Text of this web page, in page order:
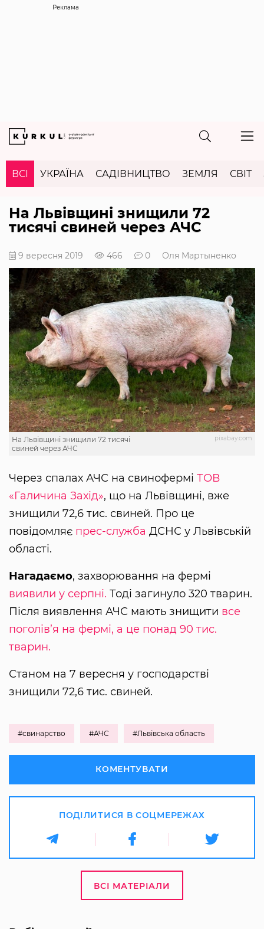
Реклама
ВСІ УКРАЇНА САДІВНИЦТВО ЗЕМЛЯ СВІТ
На Львівщині знищили 72
тисячі свиней через АЧС
9 вересня 2019 466 0 Оля Мартыненко
pixabay.com
На Львівщині знищили 72 тисячі
свиней через АЧС
Через спалах АЧС на свинофермі ТОВ
«Галичина Захід», що на Львівщині, вже
знищили 72,6 тис. свиней. Про це
повідомляє прес-служба ДСНС у Львівській
області.
Нагадаємо, захворювання на фермі
виявили у серпні. Тоді загинуло 320 тварин.
Після виявлення АЧС мають знищити все
поголів’я на фермі, а це понад 90 тис.
тварин.
Станом на 7 вересня у господарстві
знищили 72,6 тис. свиней.
#свинарство #АЧС #Львівська область
КОМЕНТУВАТИ
ПОДІЛИТИСЯ В СОЦМЕРЕЖАХ
ВСІ МАТЕРІАЛИ